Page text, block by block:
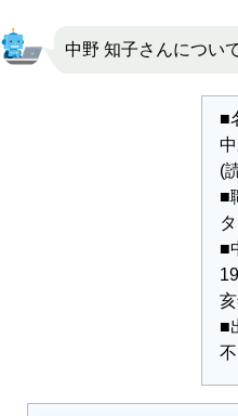
中野 知子さんについ
■
(
■
■
■